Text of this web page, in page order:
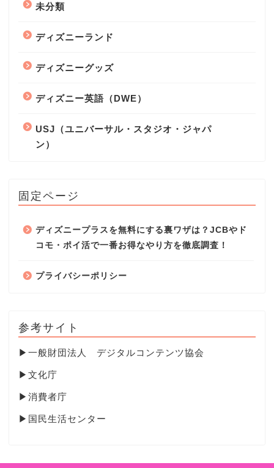
未分類
ディズニーランド
ディズニーグッズ
ディズニー英語（DWE）
USJ（ユニバーサル・スタジオ・ジャパ
ン）
固定ページ
ディズニープラスを無料にする裏ワザは？JCBやド
コモ・ポイ活で一番お得なやり方を徹底調査！
プライバシーポリシー
参考サイト
▶ 一般財団法人 デジタルコンテンツ協会
▶ 文化庁
▶ 消費者庁
▶ 国民生活センター